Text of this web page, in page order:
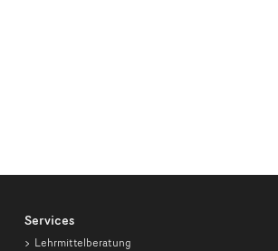
Services
Lehrmittelberatung